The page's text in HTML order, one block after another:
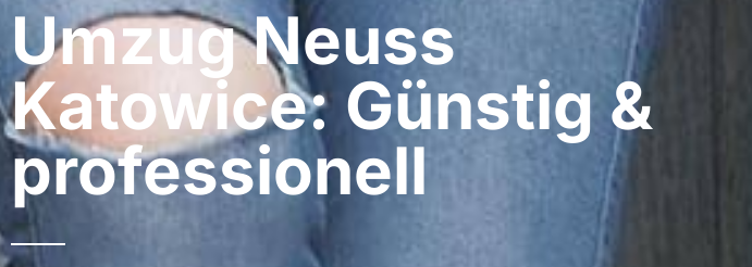
Umzug Neuss​
Katowice: Günstig &
professionell​